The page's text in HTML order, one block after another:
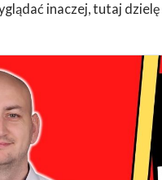
inaczej, tutaj